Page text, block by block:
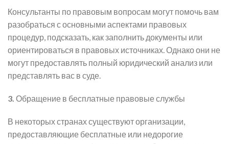
Консультанты по правовым вопросам могут помочь вам
разобраться с основными аспектами правовых
процедур, подсказать, как заполнить документы или
ориентироваться в правовых источниках. Однако они не
могут предоставлять полный юридический анализ или
представлять вас в суде.
3. Обращение в бесплатные правовые службы
В некоторых странах существуют организации,
предоставляющие бесплатные или недорогие